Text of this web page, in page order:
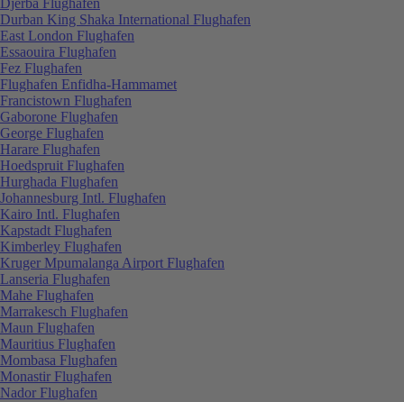
Durban King Shaka International Flughafen
East London Flughafen
Essaouira Flughafen
Fez Flughafen
Flughafen Enfidha-Hammamet
Francistown Flughafen
Gaborone Flughafen
George Flughafen
Harare Flughafen
Hoedspruit Flughafen
Hurghada Flughafen
Johannesburg Intl. Flughafen
Kairo Intl. Flughafen
Kapstadt Flughafen
Kimberley Flughafen
Kruger Mpumalanga Airport Flughafen
Lanseria Flughafen
Mahe Flughafen
Marrakesch Flughafen
Maun Flughafen
Mauritius Flughafen
Mombasa Flughafen
Monastir Flughafen
Nador Flughafen